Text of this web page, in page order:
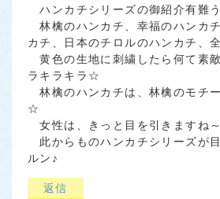
ハンカチシリーズの御紹介有難う
林檎のハンカチ、幸福のハンカ
カチ、日本のチロルのハンカチ、
黄色の生地に刺繍したら何て素
ラキラキラ☆
林檎のハンカチは、林檎のモチ
☆
女性は、きっと目を引きますね
此からものハンカチシリーズが
ルン♪
返信